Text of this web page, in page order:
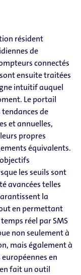
résident
de
connectés
ensuite traitées
intuitif auquel
Le portail
de
et annuelles,
propres
équivalents.
les seuils sont
avancées telles
la
en permettant
réel par SMS
non seulement à
mais également à
en
fait un outil